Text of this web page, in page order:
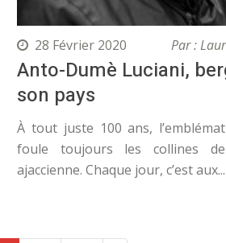
28 Février 2020 Par :
Anto-Dumè Luciani,
son pays
À tout juste 100 ans,
foule toujours les collines
ajaccienne. Chaque jour, c’est aux...